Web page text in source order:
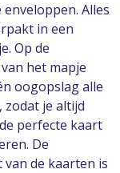
enveloppen. Alles
in een
Op de
het mapje
oogopslag alle
je altijd
perfecte kaart
De
de kaarten is